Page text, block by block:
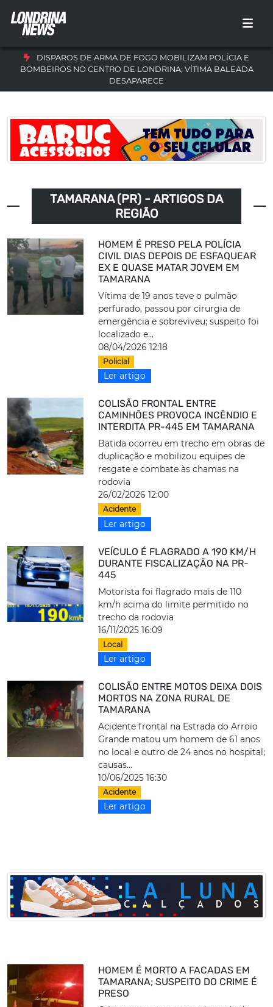
DISPAROS DE ARMA DE FOGO MOBILIZAM POLÍCIA E
BOMBEIROS NO CENTRO DE LONDRINA; VÍTIMA BALEADA
DESAPARECE
TAMARANA (PR) - ARTIGOS DA
REGIÃO
HOMEM É PRESO PELA POLÍCIA
CIVIL DIAS DEPOIS DE ESFAQUEAR
EX E QUASE MATAR JOVEM EM
TAMARANA
Vítima de 19 anos teve o pulmão
perfurado, passou por cirurgia de
emergência e sobreviveu; suspeito foi
localizado e...
08/04/2026 12:18
Policial
Ler artigo
COLISÃO FRONTAL ENTRE
CAMINHÕES PROVOCA INCÊNDIO E
INTERDITA PR-445 EM TAMARANA
Batida ocorreu em trecho em obras de
duplicação e mobilizou equipes de
resgate e combate às chamas na
rodovia
26/02/2026 12:00
Acidente
Ler artigo
VEÍCULO É FLAGRADO A 190 KM/H
DURANTE FISCALIZAÇÃO NA PR-
445
Motorista foi flagrado mais de 110
km/h acima do limite permitido no
trecho da rodovia
16/11/2025 16:09
Local
Ler artigo
COLISÃO ENTRE MOTOS DEIXA DOIS
MORTOS NA ZONA RURAL DE
TAMARANA
Acidente frontal na Estrada do Arroio
Grande matou um homem de 61 anos
no local e outro de 24 anos no hospital;
causas...
10/06/2025 16:30
Acidente
Ler artigo
HOMEM É MORTO A FACADAS EM
TAMARANA; SUSPEITO DO CRIME É
PRESO